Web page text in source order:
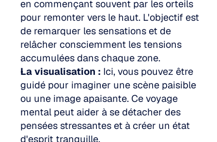
en commençant souvent par les orteils
pour remonter vers le haut. L'objectif est
de remarquer les sensations et de
relâcher consciemment les tensions
accumulées dans chaque zone.
La visualisation : Ici, vous pouvez être
guidé pour imaginer une scène paisible
ou une image apaisante. Ce voyage
mental peut aider à se détacher des
pensées stressantes et à créer un état
d'esprit tranquille.